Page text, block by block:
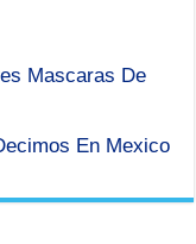
Mascaras De
En Mexico